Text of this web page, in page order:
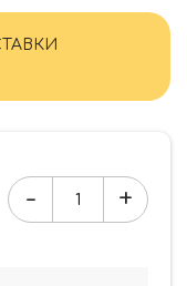
Количество
- +